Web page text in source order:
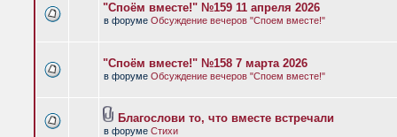
"Споём вместе!" №159 11 апреля 2026
в форуме Обсуждение вечеров "Споем вместе!"
"Споём вместе!" №158 7 марта 2026
в форуме Обсуждение вечеров "Споем вместе!"
Благослови то, что вместе встречали
в форуме Стихи